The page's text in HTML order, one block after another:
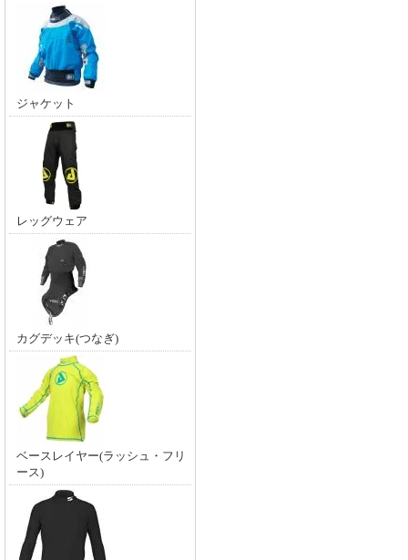
ジャケット
レッグウェア
カグデッキ(つなぎ)
ベースレイヤー(ラッシュ・フリ
ース)